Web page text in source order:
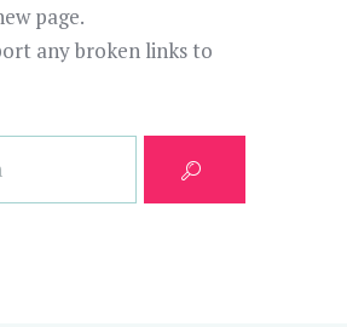
page.
any broken links to